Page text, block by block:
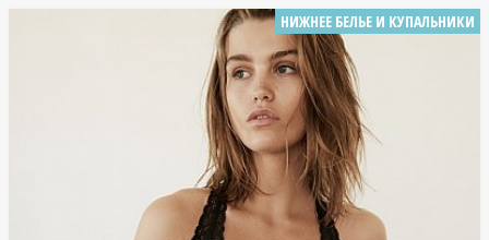
НИЖНЕЕ БЕЛЬЕ И КУПАЛЬНИКИ